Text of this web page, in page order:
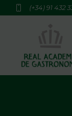
(+34) 91 432